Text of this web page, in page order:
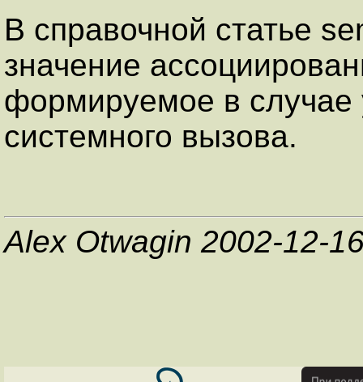
В справочной статье
значение
формируемое в случае
системного вызова.
Alex Otwagin 2002-12-